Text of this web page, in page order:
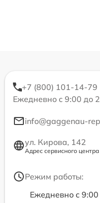
+7 (800) 101-14-79
Ежедневно с 9:00 до
info@gaggenau-
ул. Кирова, 142
Адрес сервисного
Режим работы:
Ежедневно с